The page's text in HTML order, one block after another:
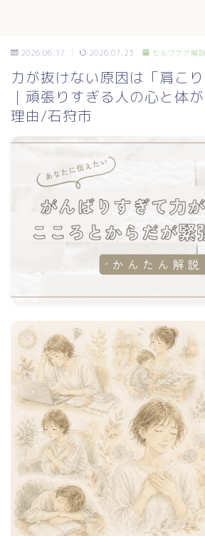
2026.06.17 2026.07.23 セルフケア解説
力が抜けない原因は「肩こ
｜頑張りすぎる人の心と体
理由/石狩市